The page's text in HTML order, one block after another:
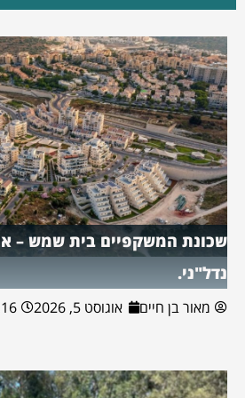
שכונת המשקפיים בית שמש –
נדל"ני.
מאור בן חיים אוגוסט 5, 2026 pm